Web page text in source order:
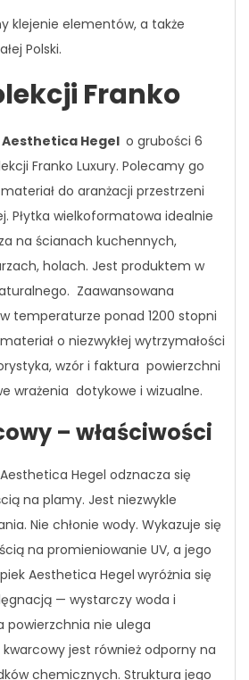
klejenie elementów, a także
Polski.
Franko
Aesthetica Hegel o grubości 6
Franko Luxury. Polecamy go
do aranżacji przestrzeni
Płytka wielkoformatowa idealnie
na ścianach kuchennych,
holach. Jest produktem w
Zaawansowana
temperaturze ponad 1200 stopni
o niezwykłej wytrzymałości
wzór i faktura powierzchni
wrażenia dotykowe i wizualne.
– właściwości
Hegel odznacza się
na plamy. Jest niezwykle
Nie chłonie wody. Wykazuje się
na promieniowanie UV, a jego
Aesthetica Hegel wyróżnia się
— wystarczy woda i
powierzchnia nie ulega
jest również odporny na
chemicznych. Struktura jego